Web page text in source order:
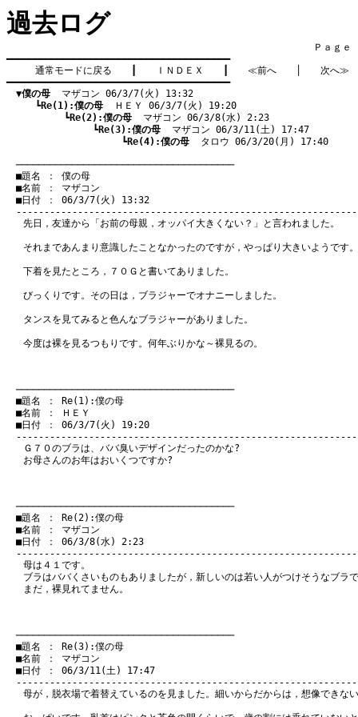
過去ログ
Ｐａｇｅ
━━━━━━━━━━━━━━━━━━━━━━━━━━━━━━━━━━━━━━━━
通常モードに戻る
ＩＮＤＥＸ ≪前へ
次へ≫
━━━━━━━━━━━━━━━━━━━━━━━━━━━━━━━━━━━━━━━━
▼僕の母
  マザコン 06/3/7(火) 13:32
┗Re(1):僕の母
  ＨＥＹ 06/3/7(火) 19:20
┗Re(2):僕の母
  マザコン 06/3/8(水) 2:23
┗Re(3):僕の母
  マザコン 06/3/11(土) 17:47
┗Re(4):僕の母
  タロウ 06/3/20(月) 17:40
───────────────────────────────────────
■題名 ： 僕の母
■名前 ： マザコン
■日付 ： 06/3/7(火) 13:32
先日，友達から「お前の母親，オッパイ大きくない？」と言われました。
それまであんまり意識したことなかったのですが，やっぱり大きいようです。
下着を見たところ，７０Ｇと書いてありました。
びっくりです。その日は，ブラジャーでオナニーしました。
タンスを見てみると色んなブラジャーがありました。
今度は裸を見るつもりです。何年ぶりかな～裸見るの。
───────────────────────────────────────
■題名 ： Re(1):僕の母
■名前 ： ＨＥＹ
■日付 ： 06/3/7(火) 19:20
Ｇ７０のブラは、ババ臭いデザインだったのかな?
お母さんのお年はおいくつですか?
───────────────────────────────────────
■題名 ： Re(2):僕の母
■名前 ： マザコン
■日付 ： 06/3/8(水) 2:23
母は４１です。
ブラはババくさいものもありましたが，新しいのは若い人がつけそうなブラで
まだ，裸見れてません。
───────────────────────────────────────
■題名 ： Re(3):僕の母
■名前 ： マザコン
■日付 ： 06/3/11(土) 17:47
母が，脱衣場で着替えているのを見ました。細いからだからは，想像できな